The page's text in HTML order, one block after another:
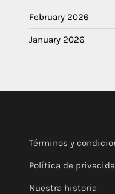
February 2026
January 2026
Términos y
Política de
Nuestra historia